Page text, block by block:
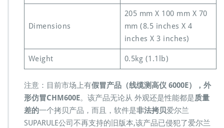
Dimensions
205 mm X 100 mm X 70
mm (8.5 inches X 4
inches X 3 inches)
Weight 0.5kg (1.1lb)
注意：目前市场上有假冒产品（线缆测高仪 6000E），外
形仿冒CHM600E。该产品无论从 外观还是性能都是质量
差的一个拷贝产品，而且，软件是非法拷贝爱尔兰
SUPARULE公司不再支持的旧版本,该产品已侵犯了爱尔兰